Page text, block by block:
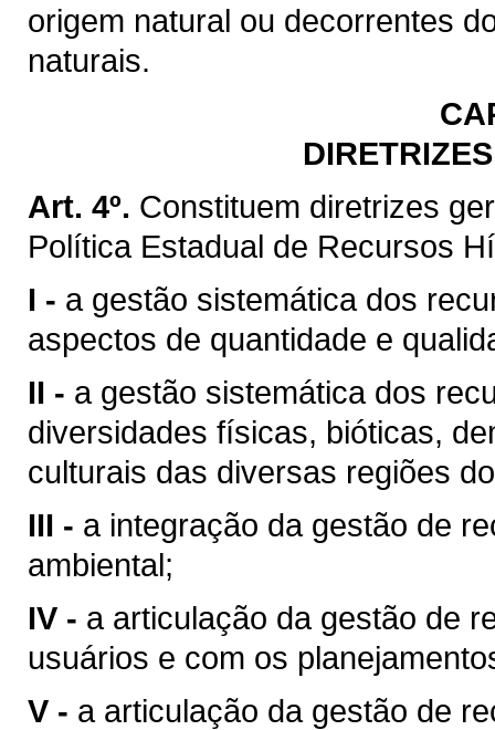
origem natural ou decorrentes
naturais.
Art. 4º. Constituem diretrizes
Política Estadual de Recursos
I - a gestão sistemática dos
aspectos de quantidade e
II - a gestão sistemática dos
diversidades físicas, bióticas,
culturais das diversas regiões
III - a integração da gestão de
ambiental;
IV - a articulação da gestão de
usuários e com os
V - a articulação da gestão de